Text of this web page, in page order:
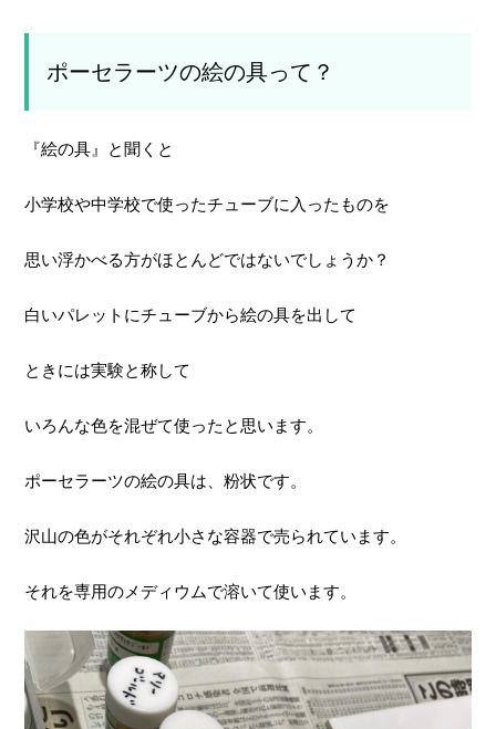
ポーセラーツの絵の具って？
『絵の具』と聞くと
小学校や中学校で使ったチューブに入ったものを
思い浮かべる方がほとんどではないでしょうか？
白いパレットにチューブから絵の具を出して
ときには実験と称して
いろんな色を混ぜて使ったと思います。
ポーセラーツの絵の具は、粉状です。
沢山の色がそれぞれ小さな容器で売られています。
それを専用のメディウムで溶いて使います。